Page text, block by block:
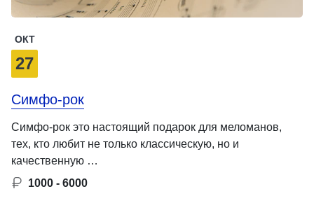
ОКТ
27
Симфо-рок
Симфо-рок это настоящий подарок для меломанов,
тех, кто любит не только классическую, но и
качественную …
1000 - 6000